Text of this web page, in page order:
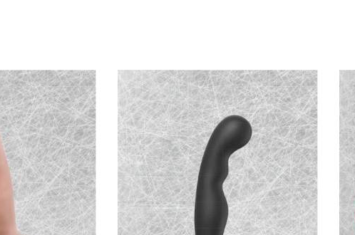
ngặt; thương hiệu Mỹ danh tiếng.
lựa chọn cao cấp, phù hợp kích thích trong lẫn ngoài.
dùng hậu môn và sốc nhiệt để giữ đá quý bền đẹp.
lần dùng, đảm bảo vệ sinh tối ưu. Kết hợpgel bôi trơn gốc
rửa lại và xịt spray chuyên dụng để giữ vẻ đẹp lung linh lâu